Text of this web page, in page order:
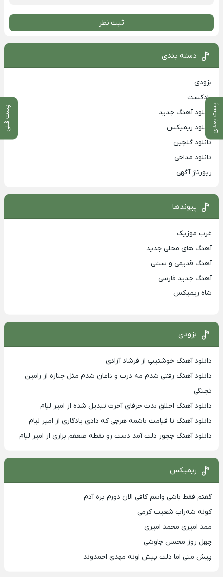
پست بعدی پست قبلی
ثبت نظر
دسته بندی
بزودی
پادکست
دانلود آهنگ جدید
دانلود ریمیکس
دانلود گلچین
دانلود مداحی
رپورتاژ آگهی
پیوندها
غرب موزیک
آهنگ های محلی جدید
آهنگ قدیمی و سنتی
آهنگ جدید فارسی
شاه ریمیکس
بزودی
دانلود آهنگ خوشتیپ از فرشاد آزادی
دانلود آهنگ رفتی شدم مه درب و داغان شدم مثل جنازه از رامین
تجنگی
دانلود آهنگ اخلاق بدت حرفای آخرت تبدیل شده از امیر لیام
دانلود آهنگ تا قیامت باشمه هرچی که دادی یادگاری از امیر لیام
دانلود آهنگ چجور دلت آمد دست رو نقطه ضعفم بزاری از امیر لیام
ریمیکس
گفتم فقط باشی واسم کافی الان دورم پره آدم
کونه شه‌راب شعیب کرمی
ممد امیری محمد امیری
چهل روز محسن چاوشی
پیش منی اما دلت پیش اونه مهدی احمدوند